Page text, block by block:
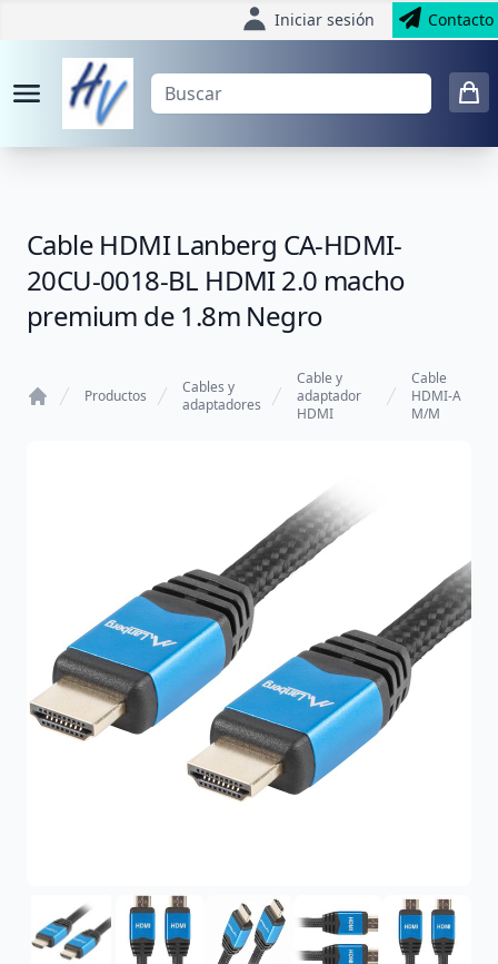
Iniciar sesión Contacto
Cable HDMI Lanberg CA-HDMI-
20CU-0018-BL HDMI 2.0 macho
premium de 1.8m Negro
Productos
Cables y
adaptadores
Cable y
adaptador
HDMI
Cable
HDMI-A
M/M